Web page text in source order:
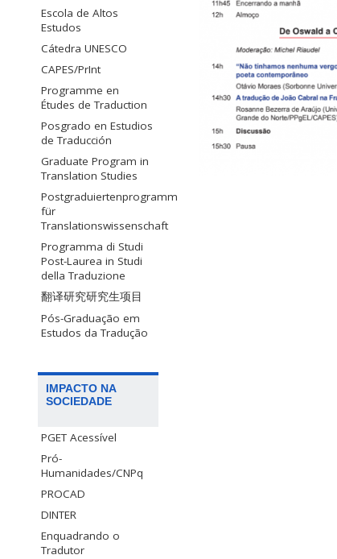
Escola de Altos
Estudos
Cátedra UNESCO
CAPES/PrInt
Programme en
Études de Traduction
Posgrado en Estudios
de Traducción
Graduate Program in
Translation Studies
Postgraduiertenprogramm
für
Translationswissenschaft
Programma di Studi
Post-Laurea in Studi
della Traduzione
翻译研究研究生项目
Pós-Graduação em
Estudos da Tradução
IMPACTO NA
SOCIEDADE
PGET Acessível
Pró-
Humanidades/CNPq
PROCAD
DINTER
Enquadrando o
Tradutor